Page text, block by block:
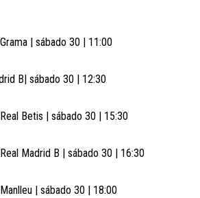
| sábado 30 | 11:00
B| sábado 30 | 12:30
Betis | sábado 30 | 15:30
Madrid B | sábado 30 | 16:30
| sábado 30 | 18:00